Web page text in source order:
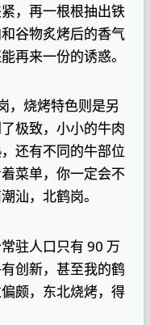
，再一根根抽出铁
谷物炙烤后的香气
再来一份的诱惑。
，烧烤特色则是另
极致，小小的牛肉
还有不同的牛部位
菜单，你一定会不
汕，北鹤岗。
驻人口只有 90 万
创新，甚至我的鹤
颇，东北烧烤，得